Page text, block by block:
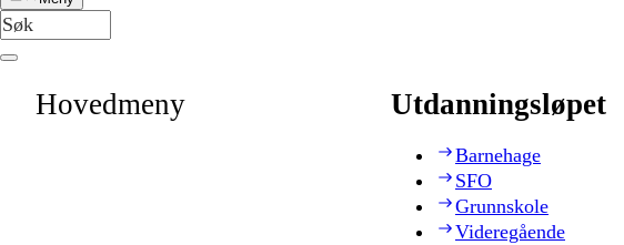
Hovedmeny Utdanningsløpet
Barnehage
SFO
Grunnskole
Videregående